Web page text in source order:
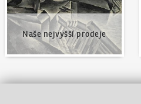
Naše nejvyšší prodeje